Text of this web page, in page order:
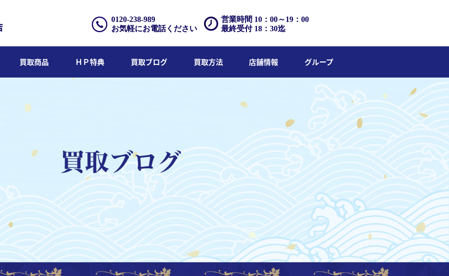
営業時間 10：00～19：00
最終受付 18：30迄
0120-238-989
お気軽にお電話ください
買取商品 ＨＰ特典 買取ブログ 買取方法 店舗情報 グループ